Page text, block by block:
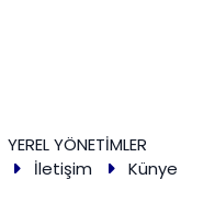
YEREL YÖNETİMLER
İletişim
Künye